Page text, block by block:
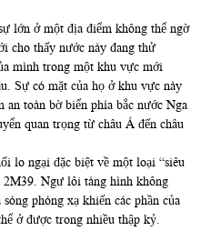
lớn ở một địa điểm không thể ngờ
cho thấy nước này đang thử
mình trong một khu vực mới
Sự có mặt của họ ở khu vực này
toàn bờ biển phía bắc nước Nga
quan trọng từ châu Á đến châu
lo ngại đặc biệt về một loại “siêu
2M39. Ngư lôi tàng hình không
phóng xạ khiến các phần của
ở được trong nhiều thập kỷ.